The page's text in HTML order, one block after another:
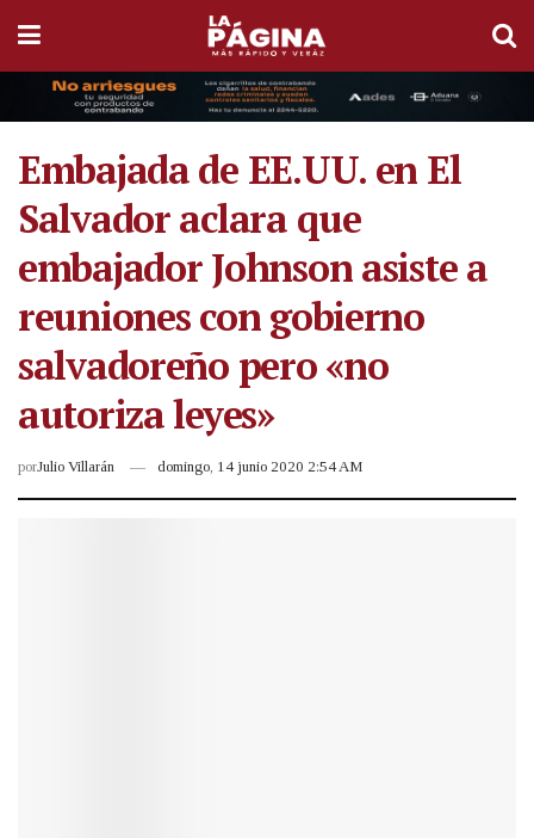
Embajada de EE.UU. en El
Salvador aclara que
embajador Johnson asiste a
reuniones con gobierno
salvadoreño pero «no
autoriza leyes»
porJulio Villarán domingo, 14 junio 2020 2:54 AM